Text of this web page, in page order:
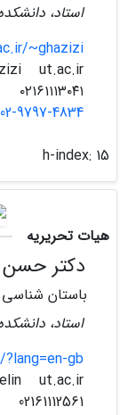
استاد،
~ghazizi
ut.ac.ir
9797-4834
h-index: 15
هیات تحریریه
دکتر
باستان شناسی
استاد،
gb
ut.ac.ir